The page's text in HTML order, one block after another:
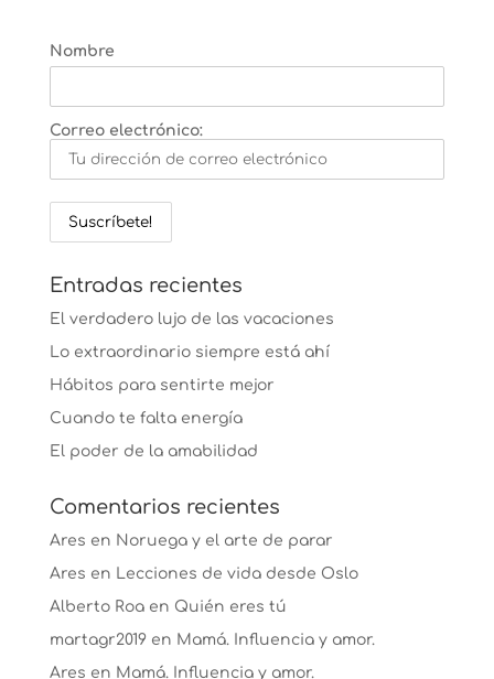
Nombre
Correo electrónico:
Entradas recientes
El verdadero lujo de las vacaciones
Lo extraordinario siempre está ahí
Hábitos para sentirte mejor
Cuando te falta energía
El poder de la amabilidad
Comentarios recientes
Ares en Noruega y el arte de parar
Ares en Lecciones de vida desde Oslo
Alberto Roaen Quién eres tú
martagr2019en Mamá. Influencia y amor.
Ares en Mamá. Influencia y amor.